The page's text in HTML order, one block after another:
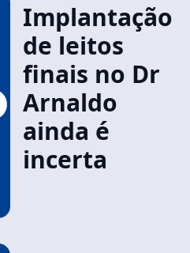
Implantação
de leitos
finais no Dr
Arnaldo
ainda é
incerta